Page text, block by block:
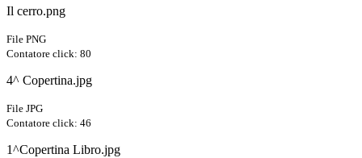
Il cerro.png
File PNG
Contatore click: 80
4^ Copertina.jpg
File JPG
Contatore click: 46
1^Copertina Libro.jpg